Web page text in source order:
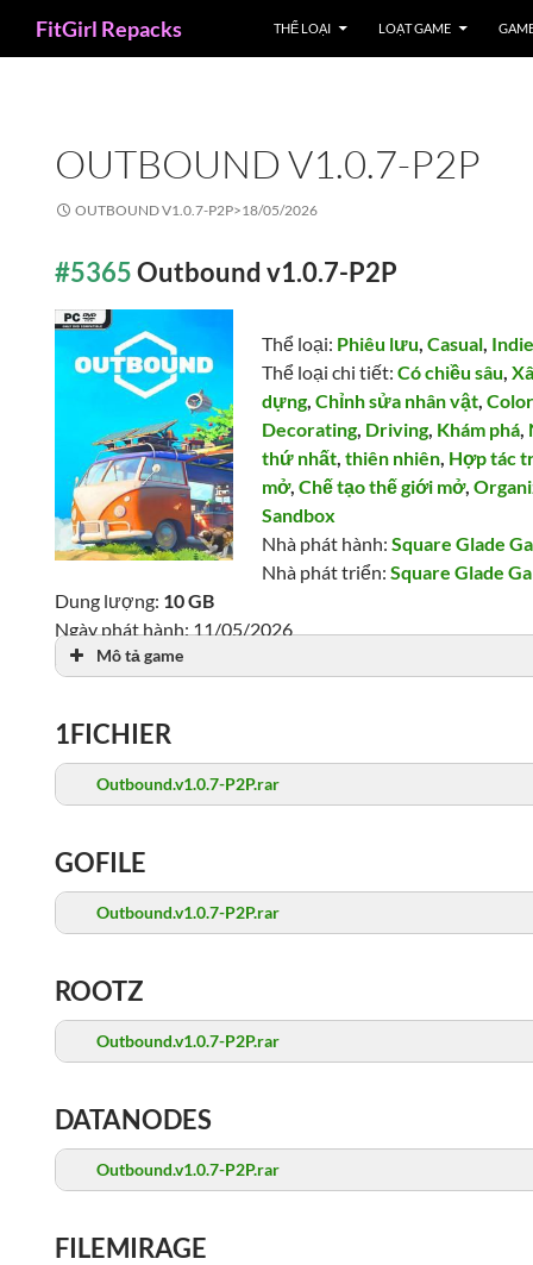
FitGirl Repacks THỂ LOẠI LOẠT GAME
OUTBOUND V1.0.7-P2P
OUTBOUND V1.0.7-P2P>18/05/2026
#5365Outbound v1.0.7-P2P
Thể loại: Phiêu lưu,Casual,
Thể loại chi tiết:Có chiều sâu,
dựng,Chỉnh sửa nhân vật,
Decorating, Driving, Khám phá,
thứ nhất,thiên nhiên, Hợp tác
mở,Chế tạo thế giới mở,
Sandbox
Nhà phát hành:Square Glade
Nhà phát triển:Square Glade
Dung lượng: 10 GB
Ngày phát hành: 11/05/2026
Lượt xem: 961
Mô tả game
1FICHIER
Outbound.v1.0.7-P2P.rar
GOFILE
Outbound.v1.0.7-P2P.rar
ROOTZ
Outbound.v1.0.7-P2P.rar
DATANODES
Outbound.v1.0.7-P2P.rar
FILEMIRAGE